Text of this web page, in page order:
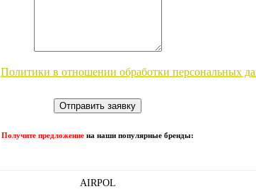
Политики в отношении обработки персональных
Отправить заявку
Получите предложение на наши популярные бренды:
AIRPOL